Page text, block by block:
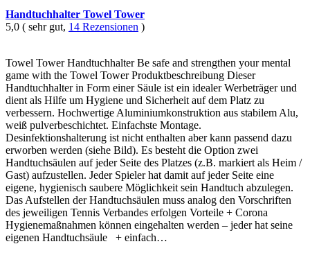
Handtuchhalter Towel Tower
5,0 ( sehr gut, 14 Rezensionen )
Towel Tower Handtuchhalter Be safe and strengthen your mental
game with the Towel Tower Produktbeschreibung Dieser
Handtuchhalter in Form einer Säule ist ein idealer Werbeträger und
dient als Hilfe um Hygiene und Sicherheit auf dem Platz zu
verbessern. Hochwertige Aluminiumkonstruktion aus stabilem Alu,
weiß pulverbeschichtet. Einfachste Montage.
Desinfektionshalterung ist nicht enthalten aber kann passend dazu
erworben werden (siehe Bild). Es besteht die Option zwei
Handtuchsäulen auf jeder Seite des Platzes (z.B. markiert als Heim /
Gast) aufzustellen. Jeder Spieler hat damit auf jeder Seite eine
eigene, hygienisch saubere Möglichkeit sein Handtuch abzulegen.
Das Aufstellen der Handtuchsäulen muss analog den Vorschriften
des jeweiligen Tennis Verbandes erfolgen Vorteile + Corona
Hygienemaßnahmen können eingehalten werden – jeder hat seine
eigenen Handtuchsäule + einfach…